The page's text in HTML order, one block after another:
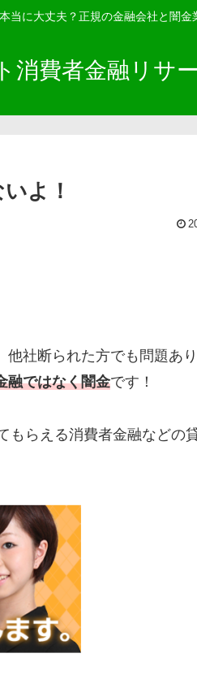
当に大丈夫？正規の金融会社と闇金
消費者金融リサ
よ！
他社断られた方でも問題あ
融ではなく闇金です！
もらえる消費者金融などの